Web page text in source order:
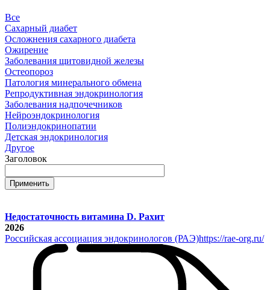
Все
Сахарный диабет
Осложнения сахарного диабета
Ожирение
Заболевания щитовидной железы
Остеопороз
Патология минерального обмена
Репродуктивная эндокринология
Заболевания надпочечников
Нейроэндокринология
Полиэндокринопатии
Детская эндокринология
Другое
Заголовок
Недостаточность витамина D. Рахит
2026
Российская ассоциация эндокринологов (РАЭ)https://rae-org.ru/